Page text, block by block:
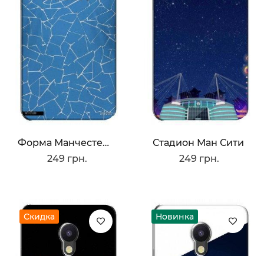
Форма Манчестер Сити
249 грн.
Стадион Ман Сити
249 грн.
Скидка Новинка